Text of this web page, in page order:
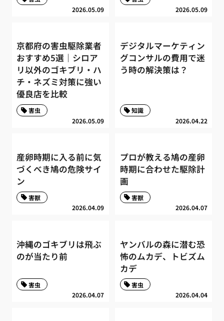
2026.05.09 2026.05.09
京都府の害虫駆除業者
おすすめ5選｜シロア
リ以外のゴキブリ・ハ
チ・ネズミ対策に強い
優良店を比較
2026.05.09
害虫
デジタルマーケティン
グコンサルの費用で迷
う時の解決策は？
2026.04.22
知識
産卵時期に入る前に気
づくべき鳩の危険サイ
ン
2026.04.09
害獣
プロが教える鳩の産卵
時期に合わせた駆除計
画
2026.04.07
害獣
沖縄のゴキブリは飛ぶ
のが当たり前
2026.04.07
害虫
ヤンバルの森に潜む恐
怖のムカデ、トビズム
カデ
2026.04.04
害虫